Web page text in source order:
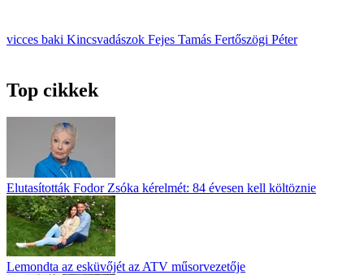
vicces baki Kincsvadászok Fejes Tamás Fertőszögi Péter
Top cikkek
Elutasították Fodor Zsóka kérelmét: 84 évesen kell költöznie
Lemondta az esküvőjét az ATV műsorvezetője